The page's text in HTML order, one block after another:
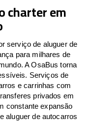
charter em
serviço de aluguer de
para milhares de
A OsaBus torna
Serviços de
e carrinhas com
privados em
constante expansão
aluguer de autocarros